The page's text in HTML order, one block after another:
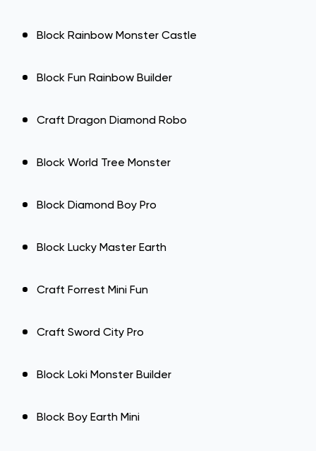
Block Rainbow Monster Castle
Block Fun Rainbow Builder
Craft Dragon Diamond Robo
Block World Tree Monster
Block Diamond Boy Pro
Block Lucky Master Earth
Craft Forrest Mini Fun
Craft Sword City Pro
Block Loki Monster Builder
Block Boy Earth Mini